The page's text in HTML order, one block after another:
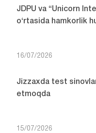
JDPU va “Unicorn
o‘rtasida hamkorlik
16/07/2026
Jizzaxda test
etmoqda
15/07/2026